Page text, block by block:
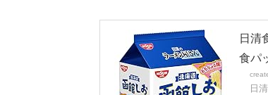
日清
食パ
日